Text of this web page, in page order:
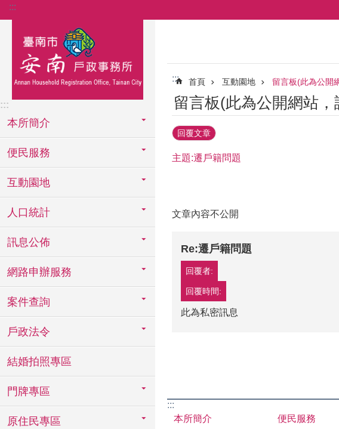
跳到主要內容區塊
:::
:::
本所簡介
便民服務
互動園地
人口統計
訊息公佈
網路申辦服務
案件查詢
戶政法令
結婚拍照專區
門牌專區
原住民專區
::: 首頁 互動園地 留言板(此為公開
留言板(此為公開網站
回覆文章
主題:遷戶籍問題
文章內容不公開
Re:遷戶籍問題
回覆者:
回覆時間:
此為私密訊息
:::
本所簡介
便民服務